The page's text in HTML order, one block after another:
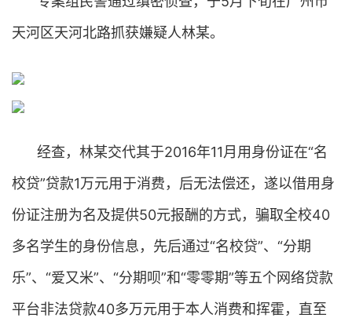
天河区天河北路抓获嫌疑人林某。
经查，林某交代其于2016年11月用身份证在“名
校贷”贷款1万元用于消费，后无法偿还，遂以借用身
份证注册为名及提供50元报酬的方式，骗取全校40
多名学生的身份信息，先后通过“名校贷”、“分期
乐”、“爱又米”、“分期呗”和“零零期”等五个网络贷款
平台非法贷款40多万元用于本人消费和挥霍，直至